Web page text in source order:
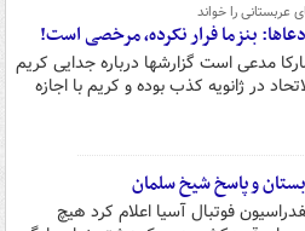
عربستانی را خواند
بنزما فرار نکرده، مرخصی است!‏
مدعی است گزارشها درباره جدایی کریم
در ژانویه کذب بوده ‏و کریم با اجازه
و پاسخ شیخ سلمان
فوتبال آسیا اعلام کرد هیچ